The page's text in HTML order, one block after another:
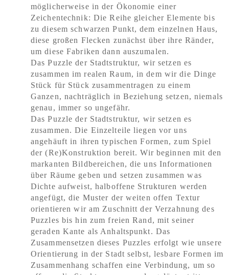
möglicherweise in der Ökonomie einer
Zeichentechnik: Die Reihe gleicher Elemente bis
zu diesem schwarzen Punkt, dem einzelnen Haus,
diese großen Flecken zunächst über ihre Ränder,
um diese Fabriken dann auszumalen.
Das Puzzle der Stadtstruktur, wir setzen es
zusammen im realen Raum, in dem wir die Dinge
Stück für Stück zusammentragen zu einem
Ganzen, nachträglich in Beziehung setzen, niemals
genau, immer so ungefähr.
Das Puzzle der Stadtstruktur, wir setzen es
zusammen. Die Einzelteile liegen vor uns
angehäuft in ihren typischen Formen, zum Spiel
der (Re)Konstruktion bereit. Wir beginnen mit den
markanten Bildbereichen, die uns Informationen
über Räume geben und setzen zusammen was
Dichte aufweist, halboffene Strukturen werden
angefügt, die Muster der weiten offen Textur
orientieren wir am Zuschnitt der Verzahnung des
Puzzles bis hin zum freien Rand, mit seiner
geraden Kante als Anhaltspunkt. Das
Zusammensetzen dieses Puzzles erfolgt wie unsere
Orientierung in der Stadt selbst, lesbare Formen im
Zusammenhang schaffen eine Verbindung, um so